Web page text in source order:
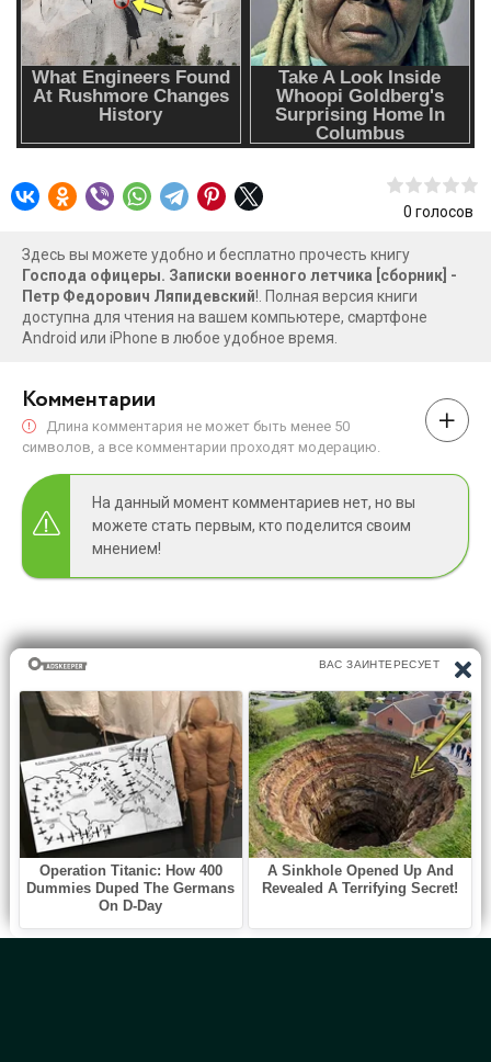
0 голосов
Здесь вы можете удобно и бесплатно прочесть книгу
Господа офицеры. Записки военного летчика [сборник] -
Петр Федорович Ляпидевский!. Полная версия книги
доступна для чтения на вашем компьютере, смартфоне
Android или iPhone в любое удобное время.
Комментарии
Длина комментария не может быть менее 50
символов, а все комментарии проходят модерацию.
На данный момент комментариев нет, но вы
можете стать первым, кто поделится своим
мнением!